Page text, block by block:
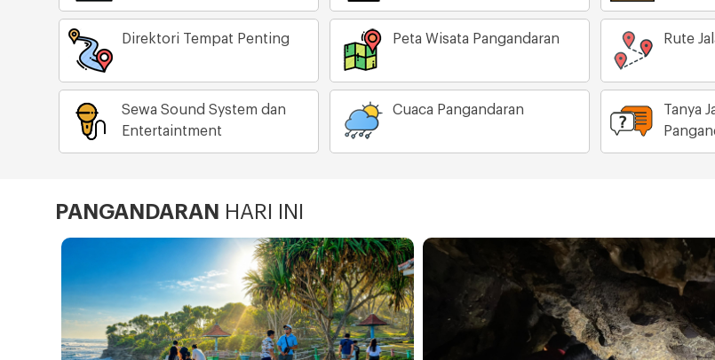
Direktori Tempat Penting Peta Wisata Pangandaran Rute
Sewa Sound System dan
Entertaintment
Cuaca Pangandaran
Tanya
PANGANDARAN HARI INI